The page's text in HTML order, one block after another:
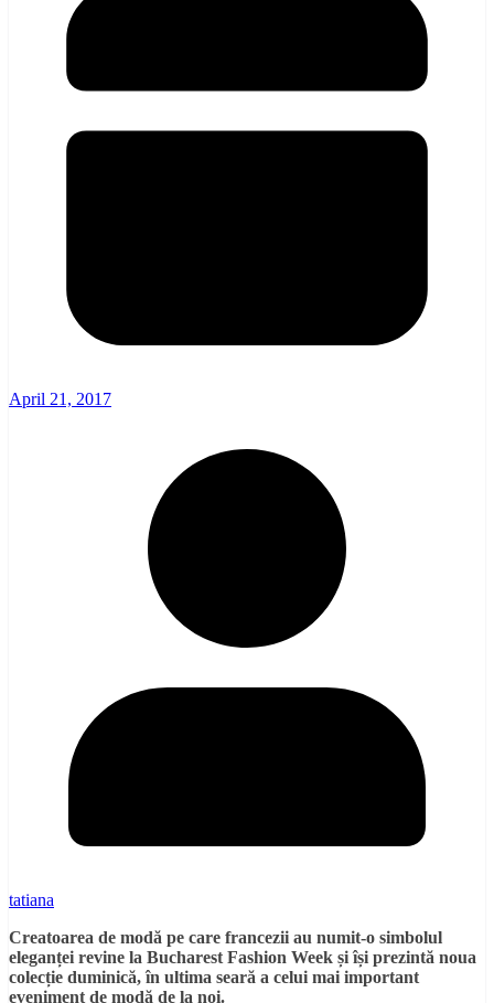
April 21, 2017
tatiana
Creatoarea de modă pe care francezii au numit-o simbolul
eleganței revine la Bucharest Fashion Week și își prezintă noua
colecție duminică, în ultima seară a celui mai important
eveniment de modă de la noi.